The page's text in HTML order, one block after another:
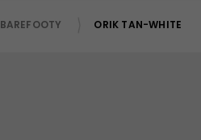
BAREFOOTY ORIK TAN-WHITE